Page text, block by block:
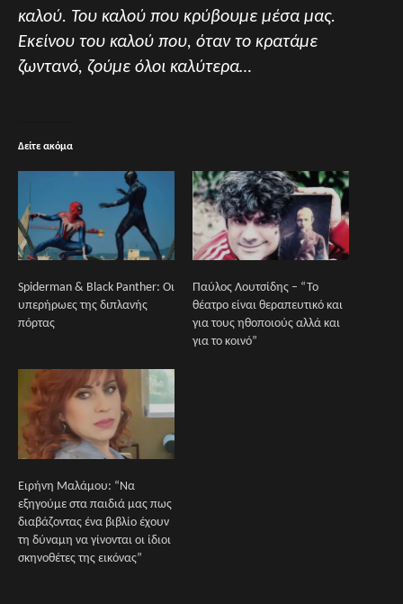
καλού. Του καλού που κρύβουμε μέσα μας.
Εκείνου του καλού που, όταν το κρατάμε
ζωντανό, ζούμε όλοι καλύτερα…
Δείτε ακόμα
Spiderman & Black Panther: Οι
υπερήρωες της διπλανής
πόρτας
Παύλος Λουτσίδης – “Το
θέατρο είναι θεραπευτικό και
για τους ηθοποιούς αλλά και
για το κοινό”
Ειρήνη Μαλάμου: “Να
εξηγούμε στα παιδιά μας πως
διαβάζοντας ένα βιβλίο έχουν
τη δύναμη να γίνονται οι ίδιοι
σκηνοθέτες της εικόνας”